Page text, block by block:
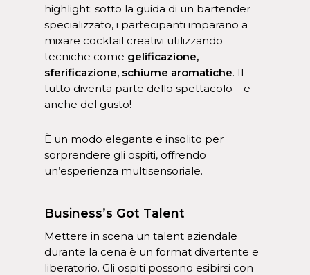
highlight: sotto la guida di un bartender
specializzato, i partecipanti imparano a
mixare cocktail creativi utilizzando
tecniche come gelificazione,
sferificazione, schiume aromatiche. Il
tutto diventa parte dello spettacolo – e
anche del gusto!
È un modo elegante e insolito per
sorprendere gli ospiti, offrendo
un’esperienza multisensoriale.
Business’s Got Talent
Mettere in scena un talent aziendale
durante la cena è un format divertente e
liberatorio. Gli ospiti possono esibirsi con